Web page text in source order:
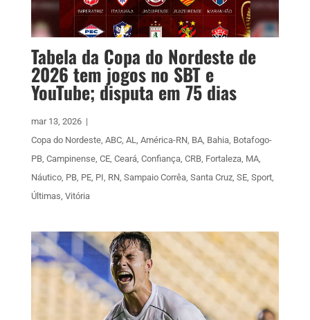
Tabela da Copa do Nordeste de
2026 tem jogos no SBT e
YouTube; disputa em 75 dias
mar 13, 2026 |
Copa do Nordeste, ABC, AL, América-RN, BA, Bahia, Botafogo-
PB, Campinense, CE, Ceará, Confiança, CRB, Fortaleza, MA,
Náutico, PB, PE, PI, RN, Sampaio Corrêa, Santa Cruz, SE, Sport,
Últimas, Vitória